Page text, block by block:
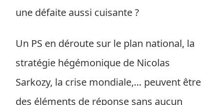
une défaite aussi cuisante ?
Un PS en déroute sur le plan national, la
stratégie hégémonique de Nicolas
Sarkozy, la crise mondiale,… peuvent être
des éléments de réponse sans aucun